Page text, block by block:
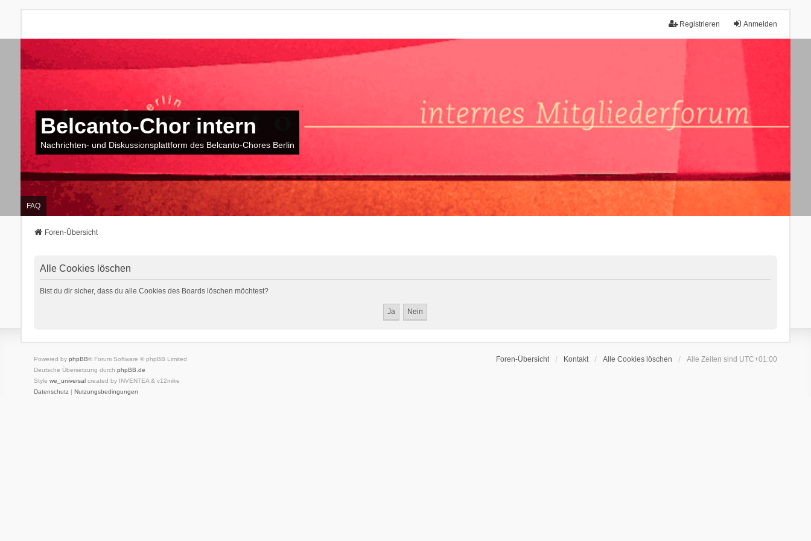
Anmelden
Registrieren
Belcanto-Chor intern
Nachrichten- und Diskussionsplattform des Belcanto-Chores Berlin
FAQ
Foren-Übersicht
Alle Cookies löschen
Bist du dir sicher, dass du alle Cookies des Boards löschen möchtest?
Foren-Übersicht Kontakt Alle Cookies löschen Alle Zeiten sind UTC+01:00
Powered by phpBB® Forum Software © phpBB Limited
Deutsche Übersetzung durch phpBB.de
Style we_universalcreated by INVENTEA & v12mike
Datenschutz| Nutzungsbedingungen